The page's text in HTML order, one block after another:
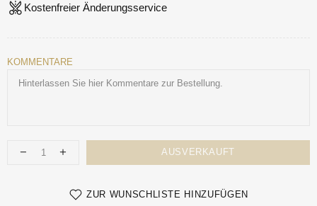
Kostenfreier Änderungsservice
KOMMENTARE
AUSVERKAUFT
ZUR WUNSCHLISTE HINZUFÜGEN